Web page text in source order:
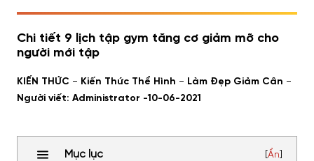
Chi tiết 9 lịch tập gym tăng cơ giảm mỡ cho
người mới tập
KIẾN THỨC - Kiến Thức Thể Hình - Làm Đẹp Giảm Cân -
Người viết: Administrator -10-06-2021
Mục lục Ẩn